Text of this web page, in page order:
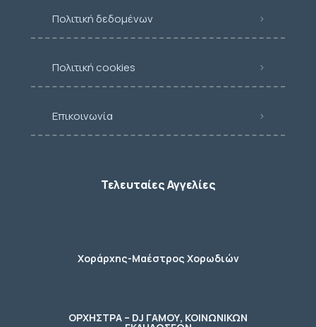
Πολιτική δεδομένων
Πολιτική cookies
Επικοινωνία
Τελευταίες Αγγελίες
Χοράρχης-Μαέστρος Χορωδιών
ΟΡΧΗΣΤΡΑ – DJ ΓΑΜΟΥ, ΚΟΙΝΩΝΙΚΩΝ